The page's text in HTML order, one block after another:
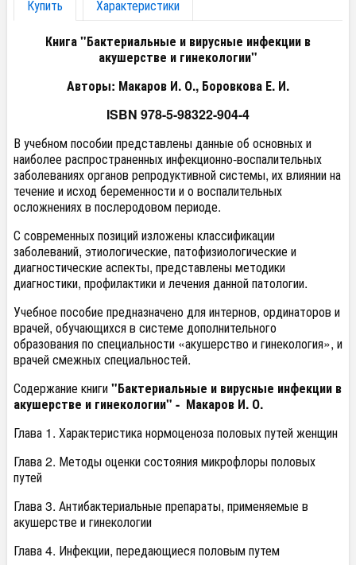
Купить
Характеристики
Книга "Бактериальные и вирусные инфекции в
акушерстве и гинекологии"
Авторы: Макаров И. О., Боровкова Е. И.
ISBN 978-5-98322-904-4
В учебном пособии представлены данные об основных и
наиболее распространенных инфекционно-воспалительных
заболеваниях органов репродуктивной системы, их влиянии на
течение и исход беременности и о воспалительных
осложнениях в послеродовом периоде.
С современных позиций изложены классификации
заболеваний, этиологические, патофизиологические и
диагностические аспекты, представлены методики
диагностики, профилактики и лечения данной патологии.
Учебное пособие предназначено для интернов, ординаторов и
врачей, обучающихся в системе дополнительного
образования по специальности «акушерство и гинекология», и
врачей смежных специальностей.
Содержание книги"Бактериальные и вирусные инфекции в
акушерстве и гинекологии" - Макаров И. О.
Глава 1. Характеристика нормоценоза половых путей женщин
Глава 2. Методы оценки состояния микрофлоры половых
путей
Глава 3. Антибактериальные препараты, применяемые в
акушерстве и гинекологии
Глава 4. Инфекции, передающиеся половым путем